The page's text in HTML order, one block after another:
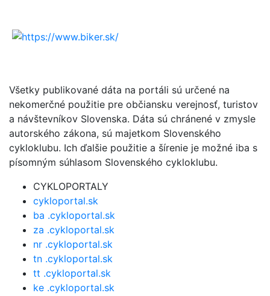
Všetky publikované dáta na portáli sú určené na
nekomerčné použitie pre občiansku verejnosť, turistov
a návštevníkov Slovenska. Dáta sú chránené v zmysle
autorského zákona, sú majetkom Slovenského
cykloklubu. Ich ďalšie použitie a šírenie je možné iba s
písomným súhlasom Slovenského cykloklubu.
CYKLOPORTALY
cykloportal.sk
ba .cykloportal.sk
za .cykloportal.sk
nr .cykloportal.sk
tn .cykloportal.sk
tt .cykloportal.sk
ke .cykloportal.sk